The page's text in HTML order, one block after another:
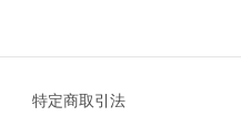
特定商取引法